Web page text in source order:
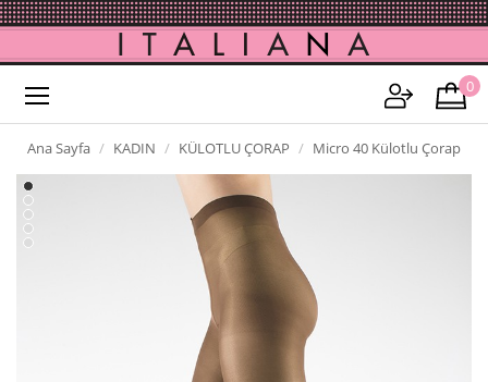
0
Ana Sayfa KADIN KÜLOTLU ÇORAP Micro 40 Külotlu Çorap